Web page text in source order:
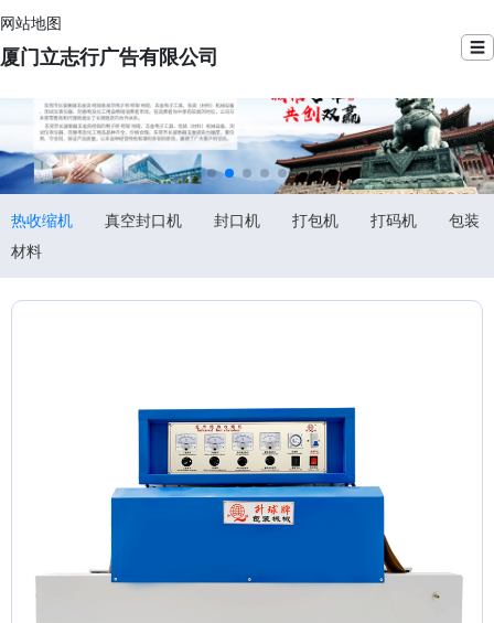
网站地图
厦门立志行广告有限公司 ☰
热收缩机 真空封口机 封口机 打包机 打码机
包装
材料